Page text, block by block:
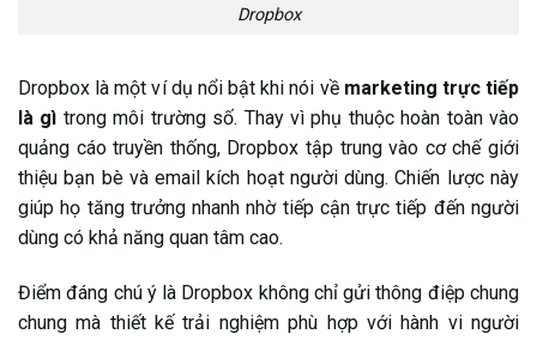
Dropbox
Dropbox là một ví dụ nổi bật khi nói về marketing trực tiếp
là gì trong môi trường số. Thay vì phụ thuộc hoàn toàn vào
quảng cáo truyền thống, Dropbox tập trung vào cơ chế giới
thiệu bạn bè và email kích hoạt người dùng. Chiến lược này
giúp họ tăng trưởng nhanh nhờ tiếp cận trực tiếp đến người
dùng có khả năng quan tâm cao.
Điểm đáng chú ý là Dropbox không chỉ gửi thông điệp chung
chung mà thiết kế trải nghiệm phù hợp với hành vi người